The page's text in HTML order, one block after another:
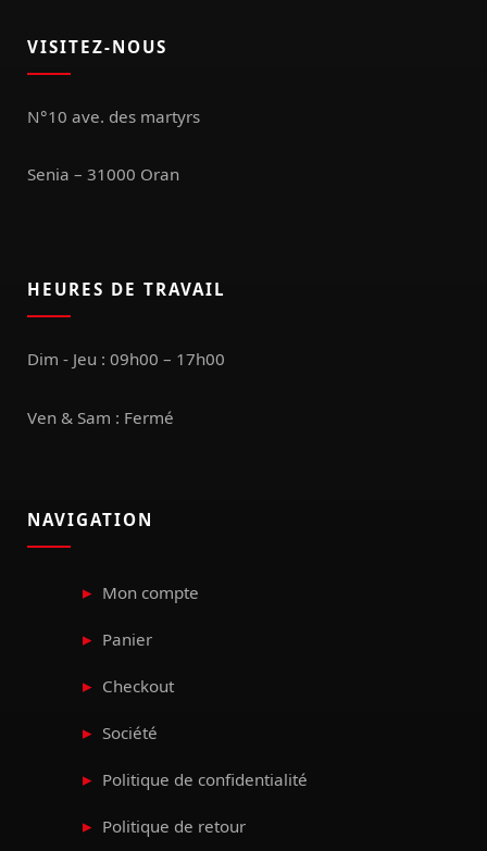
VISITEZ-NOUS
N°10 ave. des martyrs
Senia – 31000 Oran
HEURES DE TRAVAIL
Dim - Jeu : 09h00 – 17h00
Ven & Sam : Fermé
NAVIGATION
Mon compte
Panier
Checkout
Société
Politique de confidentialité
Politique de retour